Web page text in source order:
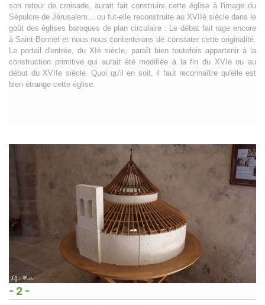
son retour de croisade, aurait fait construire cette église à l'image du
Sépulcre de Jérusalem... ou fut-elle reconstruite au XVIIè siècle dans le
goût des églises baroques de plan circulaire : Le débat fait rage encore
à Saint-Bonnet et nous nous contenterons de constater cette originalité.
Le portail d'entrée, du XIè siècle, paraît bien toutefois appartenir à la
construction primitive qui aurait été modifiée à la fin du XVIe ou au
début du XVIIe siècle. Quoi qu'il en soit, il faut reconnaître qu'elle est
bien étrange cette église.
- 2 -